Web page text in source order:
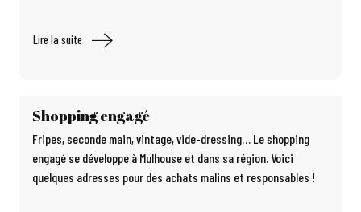
Lire la suite
Shopping engagé
Fripes, seconde main, vintage, vide-dressing… Le shopping
engagé se développe à Mulhouse et dans sa région. Voici
quelques adresses pour des achats malins et responsables !